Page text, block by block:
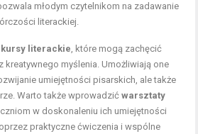
młodym czytelnikom na zadawanie
literackiej.
literackie, które mogą zachęcić
myślenia. Umożliwiają one
umiejętności pisarskich, ale także
Warto także wprowadzićwarsztaty
w doskonaleniu ich umiejętności
praktyczne ćwiczenia i wspólne